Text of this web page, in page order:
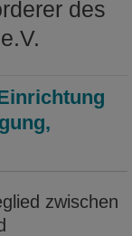
des
zwischen